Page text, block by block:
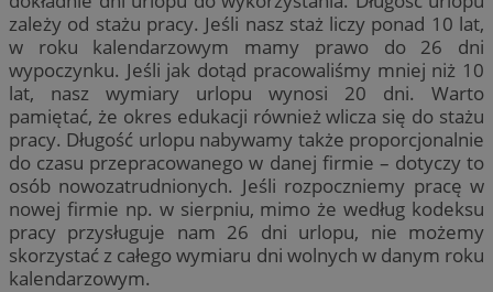
zależy od stażu pracy. Jeśli nasz staż liczy ponad 10 lat,
w roku kalendarzowym mamy prawo do 26 dni
wypoczynku. Jeśli jak dotąd pracowaliśmy mniej niż 10
lat, nasz wymiary urlopu wynosi 20 dni. Warto
pamiętać, że okres edukacji również wlicza się do stażu
pracy. Długość urlopu nabywamy także proporcjonalnie
do czasu przepracowanego w danej firmie – dotyczy to
osób nowozatrudnionych. Jeśli rozpoczniemy pracę w
nowej firmie np. w sierpniu, mimo że według kodeksu
pracy przysługuje nam 26 dni urlopu, nie możemy
skorzystać z całego wymiaru dni wolnych w danym roku
kalendarzowym.